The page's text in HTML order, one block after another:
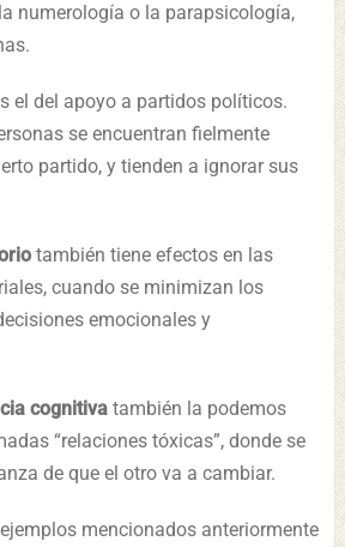
numerología o la parapsicología,
el del apoyo a partidos políticos.
se encuentran fielmente
partido, y tienden a ignorar sus
también tiene efectos en las
cuando se minimizan los
emocionales y
cognitivatambién la podemos
“relaciones tóxicas”, donde se
de que el otro va a cambiar.
mencionados anteriormente